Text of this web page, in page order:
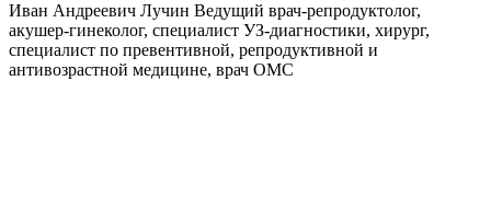
Иван Андреевич Лучин Ведущий врач-репродуктолог,
акушер-гинеколог, специалист УЗ-диагностики, хирург,
специалист по превентивной, репродуктивной и
антивозрастной медицине, врач ОМС